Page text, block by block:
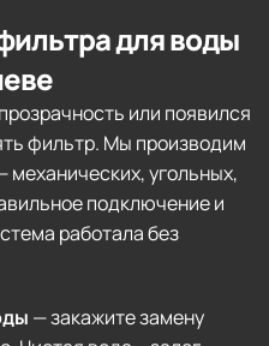
для воды
или появился
фильтр. Мы производим
механических, угольных,
подключение и
работала без
— закажите замену